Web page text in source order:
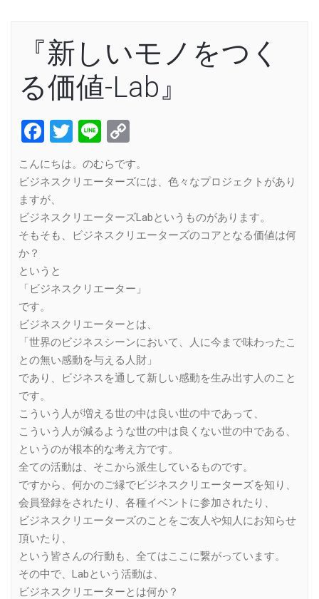
『新しいモノをつく
る価値-Lab』
Facebook
Twitter
Line
Link
こんにちは。のむらです。
ビジネスクリエーターズには、色々なプロジェクトがあり
ますが、
ビジネスクリエーターズLabというものがあります。
そもそも、ビジネスクリエーターズのコアとなる価値は何
か？
というと
「ビジネスクリエーター」
です。
ビジネスクリエーターとは、
「世界のビジネスシーンにおいて、人に今まで味わったこ
との無い感動を与える人財」
であり、ビジネスを通して新しい感動を生み出す人のこと
です。
こういう人が増える世の中は良い世の中であって、
こういう人が減るような世の中は良くない世の中である、
というのが根本的な考え方です。
全ての活動は、そこから派生しているものです。
ですから、何かのご縁でビジネスクリエーターズを知り、
会員登録をされたり、各種イベントに参加されたり、
ビジネスクリエーターズのことをご友人や知人にお知らせ
頂いたり、
という皆さんの行動も、全てはここに繋がっています。
その中で、Labという活動は、
ビジネスクリエーターとは何か？